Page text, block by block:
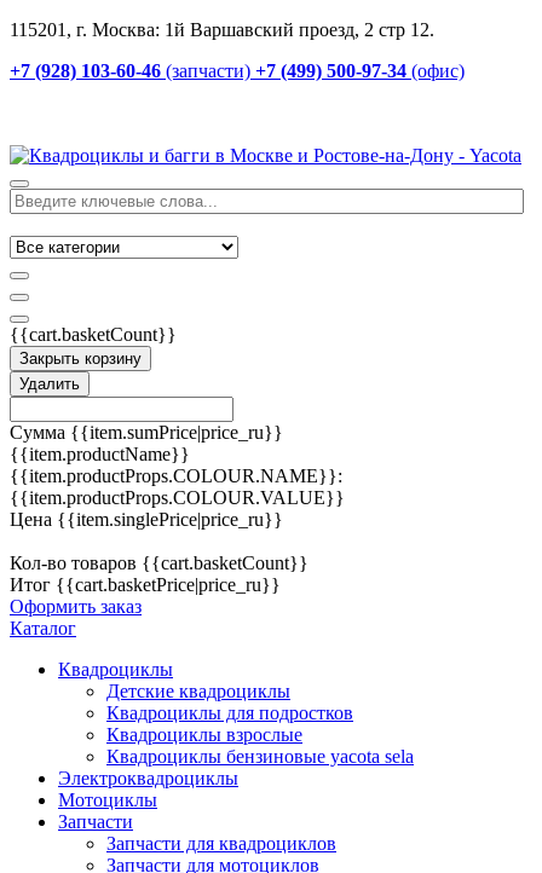
115201, г. Москва: 1й Варшавский проезд, 2 стр 12.
+7 (928) 103-60-46 (запчасти) +7 (499) 500-97-34 (офис)
{{cart.basketCount}}
Закрыть корзину
Удалить
Сумма {{item.sumPrice|price_ru}}
{{item.productName}}
{{item.productProps.COLOUR.NAME}}:
{{item.productProps.COLOUR.VALUE}}
Цена {{item.singlePrice|price_ru}}
Кол-во товаров {{cart.basketCount}}
Итог {{cart.basketPrice|price_ru}}
Оформить заказ
Каталог
Квадроциклы
Детские квадроциклы
Квадроциклы для подростков
Квадроциклы взрослые
Квадроциклы бензиновые yacota sela
Электроквадроциклы
Мотоциклы
Запчасти
Запчасти для квадроциклов
Запчасти для мотоциклов